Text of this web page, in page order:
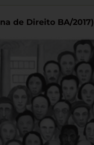
de Direito BA/2017)